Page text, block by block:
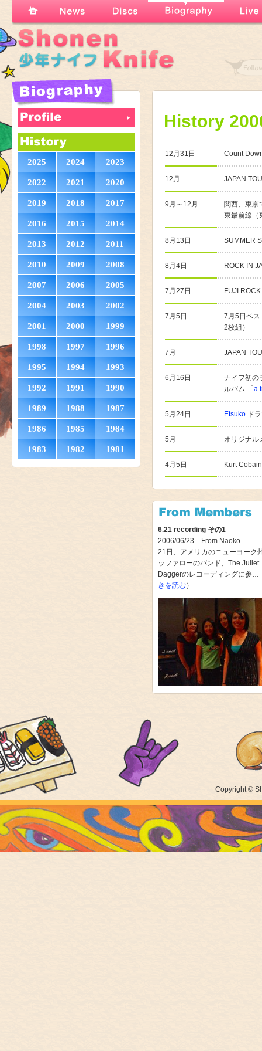
2025 2024 2023
2022 2021 2020
2019 2018 2017
2016 2015 2014
2013 2012 2011
2010 2009 2008
2007 2006 2005
2004 2003 2002
2001 2000 1999
1998 1997 1996
1995 1994 1993
1992 1991 1990
1989 1988 1987
1986 1985 1984
1983 1982 1981
History
12月31日 Count
12月 JAPAN
9月～12月
関西、東京
東最前線（
8月13日 SUMMER
8月4日 ROCK IN
7月27日 FUJI
7月5日
7月5日ベス
2枚組）
7月 JAPAN
6月16日
ナイフ初の
ルバム 「a
5月24日 Etsuko ド
5月 オリジナル
4月5日 Kurt
6.21 recording その1
2006/06/23 From Naoko
21日、アメリカのニューヨーク
ッファローのバンド、The Juliet
Daggerのレコーディングに参…
きを読む）
Copyright ©